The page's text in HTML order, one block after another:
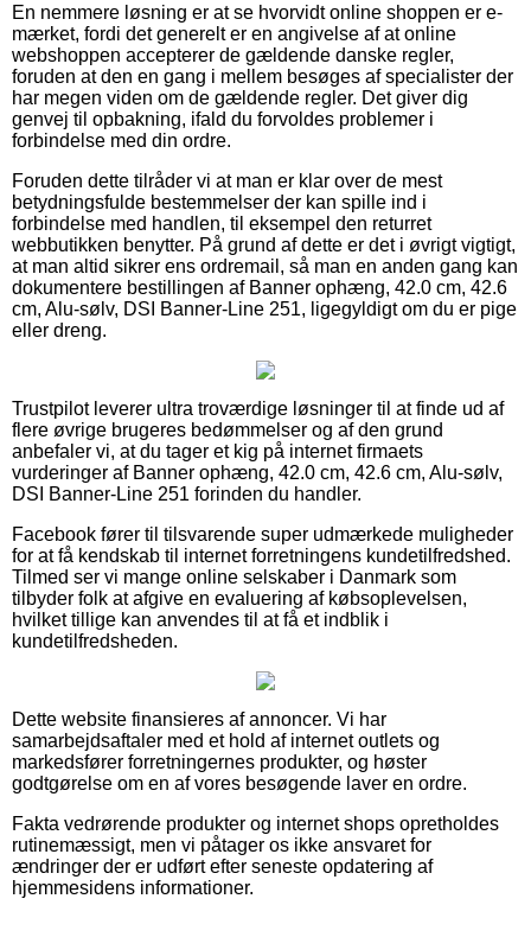
En nemmere løsning er at se hvorvidt online shoppen er e-
mærket, fordi det generelt er en angivelse af at online
webshoppen accepterer de gældende danske regler,
foruden at den en gang i mellem besøges af specialister der
har megen viden om de gældende regler. Det giver dig
genvej til opbakning, ifald du forvoldes problemer i
forbindelse med din ordre.
Foruden dette tilråder vi at man er klar over de mest
betydningsfulde bestemmelser der kan spille ind i
forbindelse med handlen, til eksempel den returret
webbutikken benytter. På grund af dette er det i øvrigt vigtigt,
at man altid sikrer ens ordremail, så man en anden gang kan
dokumentere bestillingen af Banner ophæng, 42.0 cm, 42.6
cm, Alu-sølv, DSI Banner-Line 251, ligegyldigt om du er pige
eller dreng.
Trustpilot leverer ultra troværdige løsninger til at finde ud af
flere øvrige brugeres bedømmelser og af den grund
anbefaler vi, at du tager et kig på internet firmaets
vurderinger af Banner ophæng, 42.0 cm, 42.6 cm, Alu-sølv,
DSI Banner-Line 251 forinden du handler.
Facebook fører til tilsvarende super udmærkede muligheder
for at få kendskab til internet forretningens kundetilfredshed.
Tilmed ser vi mange online selskaber i Danmark som
tilbyder folk at afgive en evaluering af købsoplevelsen,
hvilket tillige kan anvendes til at få et indblik i
kundetilfredsheden.
Dette website finansieres af annoncer. Vi har
samarbejdsaftaler med et hold af internet outlets og
markedsfører forretningernes produkter, og høster
godtgørelse om en af vores besøgende laver en ordre.
Fakta vedrørende produkter og internet shops opretholdes
rutinemæssigt, men vi påtager os ikke ansvaret for
ændringer der er udført efter seneste opdatering af
hjemmesidens informationer.